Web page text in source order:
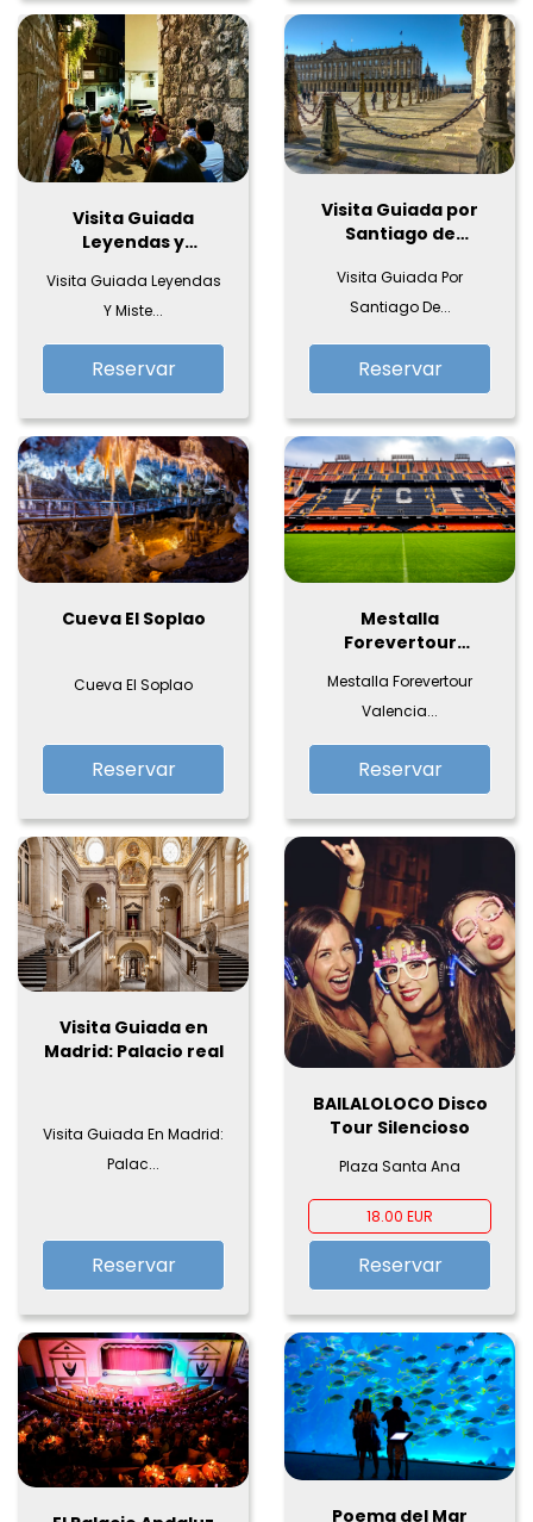
Visita Guiada
Leyendas y
Visita Guiada Leyendas
Y Miste...
Reservar
Visita Guiada por
Santiago de
Degustación de
Tapas
Visita Guiada Por
Santiago De...
Reservar
Cueva El Soplao
Cueva El Soplao
Reservar
Mestalla
Forevertour
Mestalla Forevertour
Valencia...
Reservar
Visita Guiada en
Madrid: Palacio real
Visita Guiada En Madrid:
Palac...
Reservar
BAILALOLOCO Disco
Tour Silencioso
Plaza Santa Ana
18.00 EUR
Reservar
Poema del Mar